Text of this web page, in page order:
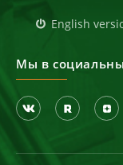
English
Мы в